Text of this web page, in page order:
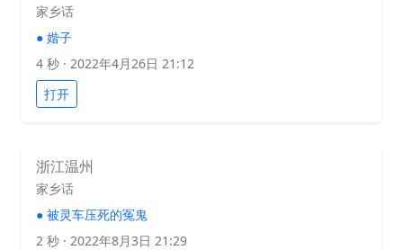
家乡话
● 媘子
4 秒 · 2022年4月26日 21:12
打开
浙江温州
家乡话
● 被灵车压死的冤鬼
2 秒 · 2022年8月3日 21:29